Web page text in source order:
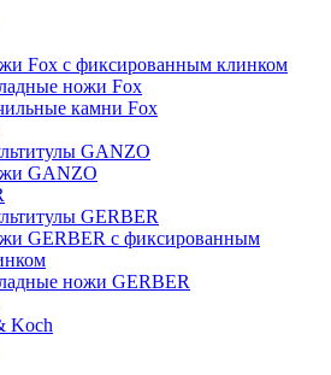
Fox с фиксированным клинком
ножи Fox
камни Fox
GANZO
GANZO
GERBER
GERBER с фиксированным
ножи GERBER
Koch